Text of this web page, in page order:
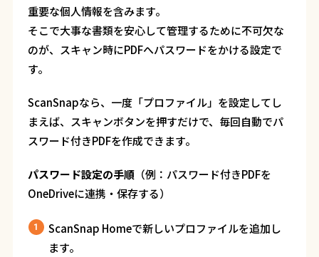
重要な個人情報を含みます。
そこで大事な書類を安心して管理するために不可欠な
のが、スキャン時にPDFへパスワードをかける設定で
す。
ScanSnapなら、一度「プロファイル」を設定してし
まえば、スキャンボタンを押すだけで、毎回自動でパ
スワード付きPDFを作成できます。
パスワード設定の手順（例：パスワード付きPDFを
OneDriveに連携・保存する）
ScanSnap Homeで新しいプロファイルを追加し
ます。